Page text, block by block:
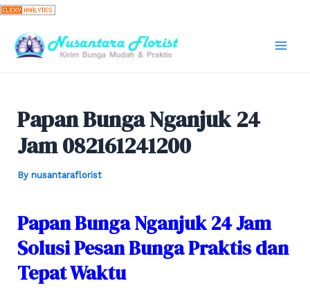
Skip
content
Papan Bunga Nganjuk 24
Jam 082161241200
By nusantaraflorist
Papan Bunga Nganjuk 24 Jam
Solusi Pesan Bunga Praktis dan
Tepat Waktu